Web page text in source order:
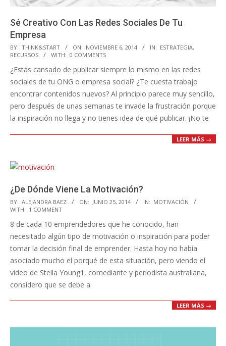
Sé Creativo Con Las Redes Sociales De Tu
Empresa
2014-
11-
06
BY: THINK&START ON: NOVIEMBRE 6, 2014 IN: ESTRATEGIA,
RECURSOS
WITH: 0 COMMENTS
¿Estás cansado de publicar siempre lo mismo en las redes
sociales de tu ONG o empresa social? ¿Te cuesta trabajo
encontrar contenidos nuevos? Al principio parece muy sencillo,
pero después de unas semanas te invade la frustración porque
la inspiración no llega y no tienes idea de qué publicar. ¡No te
LEER MÁS →
¿De Dónde Viene La Motivación?
2014-
06-
25
BY: ALEJANDRA BAEZ ON: JUNIO 25, 2014 IN: MOTIVACIÓN
WITH: 1 COMMENT
8 de cada 10 emprendedores que he conocido, han
necesitado algún tipo de motivación o inspiración para poder
tomar la decisión final de emprender. Hasta hoy no había
asociado mucho el porqué de esta situación, pero viendo el
video de Stella Young1, comediante y periodista australiana,
considero que se debe a
LEER MÁS →